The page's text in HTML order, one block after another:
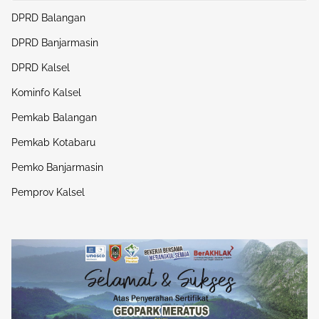
DPRD Balangan
DPRD Banjarmasin
DPRD Kalsel
Kominfo Kalsel
Pemkab Balangan
Pemkab Kotabaru
Pemko Banjarmasin
Pemprov Kalsel